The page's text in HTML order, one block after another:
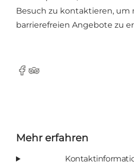
Besuch zu kontaktieren, um
barrierefreien Angebote zu
Facebook
TripAdvisor
Mehr erfahren